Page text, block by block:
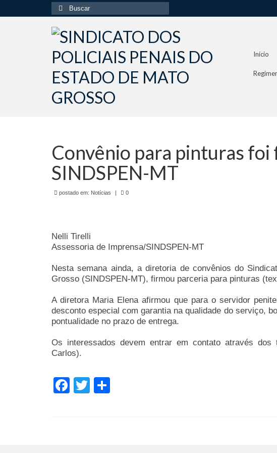
Buscar
por:
Início
Convênio para pinturas
SINDSPEN-MT
postado em: Notícias | 0
Nelli Tirelli
Assessoria de Imprensa/SINDSPEN-MT
Nesta semana ainda, a diretoria de convênios do
Grosso (SINDSPEN-MT), firmou parceria para pinturas
A diretora Maria Elena afirmou que para o servidor
desconto especial com garantia na qualidade do serviço,
pontualidade no prazo de entrega.
Os interessados devem entrar em contato através dos
Carlos).
Facebook
Twitter